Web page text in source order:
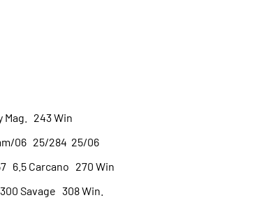
243 Win
06 25/284 25/06
6.5 Carcano 270 Win
Savage 308 Win.